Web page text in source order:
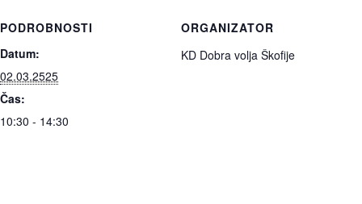
PODROBNOSTI
Datum:
02.03.2525
Čas:
10:30 - 14:30
ORGANIZATOR
KD Dobra volja Škofije